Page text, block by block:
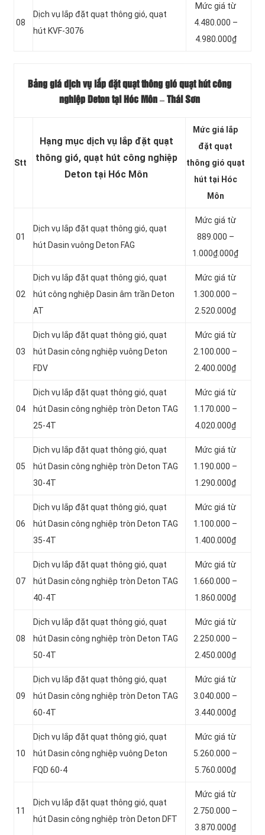
08
Dịch vụ lắp đặt quạt thông gió, quạt
hút KVF-3076
Mức giá từ
4.480.000 –
4.980.000₫
Bảng giá dịch vụ lắp đặt quạt thông gió quạt hút công
nghiệp Deton tại Hóc Môn – Thái Sơn
Stt
Hạng mục dịch vụ lắp đặt quạt
thông gió, quạt hút công nghiệp
Deton tại Hóc Môn
Mức giá lắp
đặt quạt
thông gió quạt
hút tại Hóc
Môn
01
Dịch vụ lắp đặt quạt thông gió, quạt
hút Dasin vuông Deton FAG
Mức giá từ
889.000 –
1.000₫.000₫
02
Dịch vụ lắp đặt quạt thông gió, quạt
hút công nghiệp Dasin âm trần Deton
AT
Mức giá từ
1.300.000 –
2.520.000₫
03
Dịch vụ lắp đặt quạt thông gió, quạt
hút Dasin công nghiệp vuông Deton
FDV
Mức giá từ
2.100.000 –
2.400.000₫
04
Dịch vụ lắp đặt quạt thông gió, quạt
hút Dasin công nghiệp tròn Deton TAG
25-4T
Mức giá từ
1.170.000 –
4.020.000₫
05
Dịch vụ lắp đặt quạt thông gió, quạt
hút Dasin công nghiệp tròn Deton TAG
30-4T
Mức giá từ
1.190.000 –
1.290.000₫
06
Dịch vụ lắp đặt quạt thông gió, quạt
hút Dasin công nghiệp tròn Deton TAG
35-4T
Mức giá từ
1.100.000 –
1.400.000₫
07
Dịch vụ lắp đặt quạt thông gió, quạt
hút Dasin công nghiệp tròn Deton TAG
40-4T
Mức giá từ
1.660.000 –
1.860.000₫
08
Dịch vụ lắp đặt quạt thông gió, quạt
hút Dasin công nghiệp tròn Deton TAG
50-4T
Mức giá từ
2.250.000 –
2.450.000₫
09
Dịch vụ lắp đặt quạt thông gió, quạt
hút Dasin công nghiệp tròn Deton TAG
60-4T
Mức giá từ
3.040.000 –
3.440.000₫
10
Dịch vụ lắp đặt quạt thông gió, quạt
hút Dasin công nghiệp vuông Deton
FQD 60-4
Mức giá từ
5.260.000 –
5.760.000₫
11
Dịch vụ lắp đặt quạt thông gió, quạt
hút Dasin công nghiệp tròn Deton DFT
Mức giá từ
2.750.000 –
3.870.000₫